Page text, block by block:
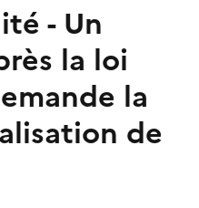
- Un
la loi
la
de